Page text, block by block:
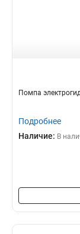
Помпа
Подробнее
Наличие: В